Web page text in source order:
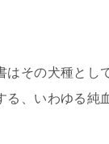
はその犬種とし
る、いわゆる純